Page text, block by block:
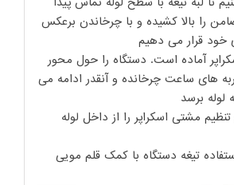
را بالا کشیده و با چرخاندن برعکس
قرار می دهیم
آماده است. دستگاه را حول محور
های ساعت چرخانده و آنقدر ادامه می
لوله برسد
تنظیم مشتی اسکراپر را از داخل لوله
تیغه دستگاه با کمک قلم مویی